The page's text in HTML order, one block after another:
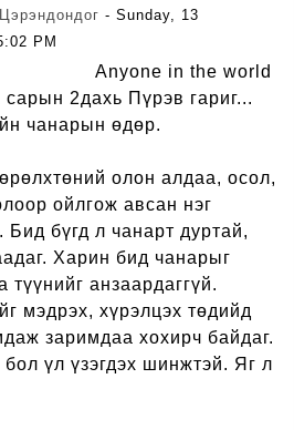
- Sunday, 13
PM
Anyone in the world
2дахь Пүрэв гариг...
чанарын өдөр.
олон алдаа, осол,
ойлгож авсан нэг
Бид бүгд л чанарт дуртай,
Харин бид чанарыг
түүнийг анзаардаггүй.
мэдрэх, хүрэлцэх төдийд
заримдаа хохирч байдаг.
үл үзэгдэх шинжтэй. Яг л